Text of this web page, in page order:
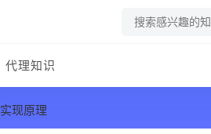
代理知识
现原理